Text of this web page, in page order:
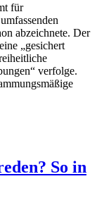
für
abzeichnete. Der
„gesichert
verfolge.
So in